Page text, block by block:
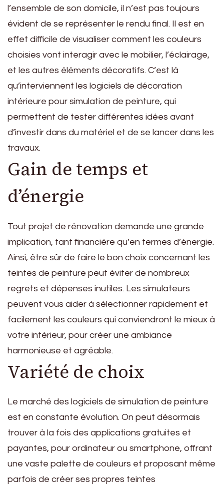
l’ensemble de son domicile, il n’est pas toujours
évident de se représenter le rendu final. Il est en
effet difficile de visualiser comment les couleurs
choisies vont interagir avec le mobilier, l’éclairage,
et les autres éléments décoratifs. C’est là
qu’interviennent les logiciels de décoration
intérieure pour simulation de peinture, qui
permettent de tester différentes idées avant
d’investir dans du matériel et de se lancer dans les
travaux.
Gain de temps et
d’énergie
Tout projet de rénovation demande une grande
implication, tant financière qu’en termes d’énergie.
Ainsi, être sûr de faire le bon choix concernant les
teintes de peinture peut éviter de nombreux
regrets et dépenses inutiles. Les simulateurs
peuvent vous aider à sélectionner rapidement et
facilement les couleurs qui conviendront le mieux à
votre intérieur, pour créer une ambiance
harmonieuse et agréable.
Variété de choix
Le marché des logiciels de simulation de peinture
est en constante évolution. On peut désormais
trouver à la fois des applications gratuites et
payantes, pour ordinateur ou smartphone, offrant
une vaste palette de couleurs et proposant même
parfois de créer ses propres teintes